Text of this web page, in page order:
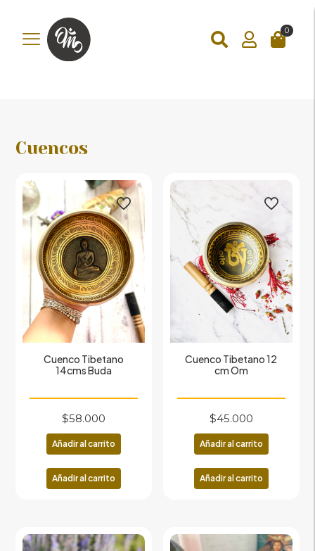
0
Cuencos
Cuenco Tibetano
14cms Buda
$58.000
Añadir al carrito
Añadir al carrito
Cuenco Tibetano 12
cm Om
$45.000
Añadir al carrito
Añadir al carrito